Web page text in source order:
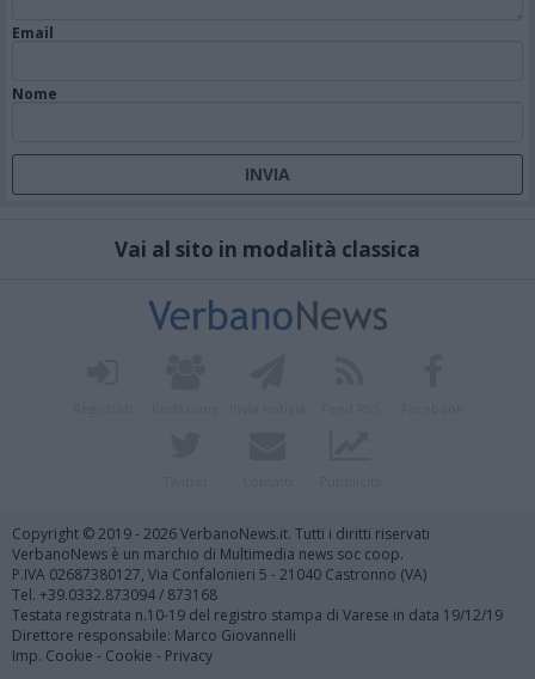
Email
Nome
Vai al sito in modalità classica
Copyright © 2019 - 2026 VerbanoNews.it. Tutti i diritti riservati
VerbanoNews è un marchio di Multimedia news soc coop.
P.IVA 02687380127, Via Confalonieri 5 - 21040 Castronno (VA)
Tel. +39.0332.873094 / 873168
Testata registrata n.10-19 del registro stampa di Varese in data 19/12/19
Direttore responsabile: Marco Giovannelli
Imp. Cookie - Cookie - Privacy